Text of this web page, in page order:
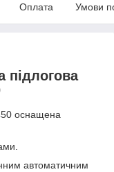
Оплата Умови
підлогова
оснащена
автоматичним